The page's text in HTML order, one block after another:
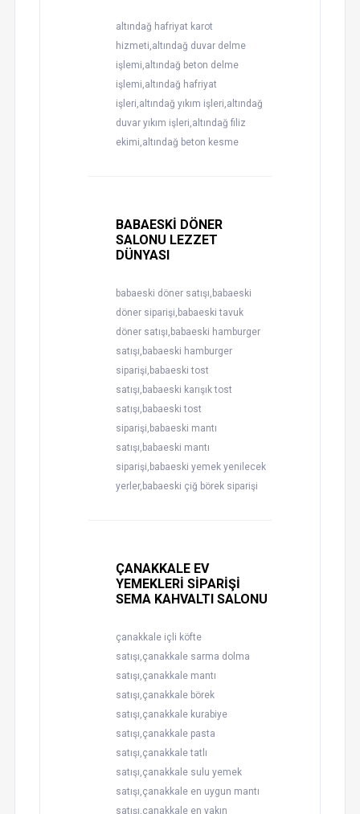
altındağ hafriyat karot
hizmeti,altındağ duvar delme
işlemi,altındağ beton delme
işlemi,altındağ hafriyat
işleri,altındağ yıkım işleri,altındağ
duvar yıkım işleri,altındağ filiz
ekimi,altındağ beton kesme
BABAESKİ DÖNER
SALONU LEZZET
DÜNYASI
babaeski döner satışı,babaeski
döner siparişi,babaeski tavuk
döner satışı,babaeski hamburger
satışı,babaeski hamburger
siparişi,babaeski tost
satışı,babaeski karışık tost
satışı,babaeski tost
siparişi,babaeski mantı
satışı,babaeski mantı
siparişi,babaeski yemek yenilecek
yerler,babaeski çiğ börek siparişi
ÇANAKKALE EV
YEMEKLERİ SİPARİŞİ
SEMA KAHVALTI SALONU
çanakkale içli köfte
satışı,çanakkale sarma dolma
satışı,çanakkale mantı
satışı,çanakkale börek
satışı,çanakkale kurabiye
satışı,çanakkale pasta
satışı,çanakkale tatlı
satışı,çanakkale sulu yemek
satışı,çanakkale en uygun mantı
satışı,çanakkale en yakın